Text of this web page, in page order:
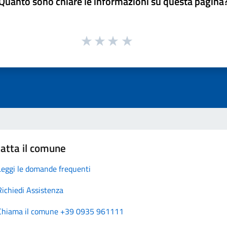
il comune
le domande frequenti
Assistenza
il comune +39 0935 961111